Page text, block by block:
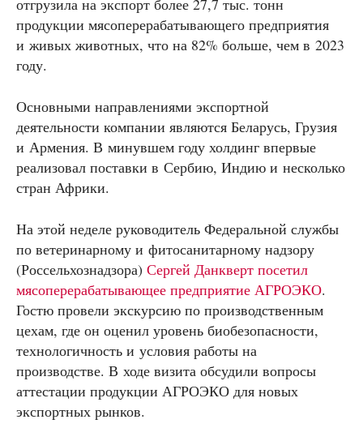
продукции мясоперерабатывающего предприятия
и живых животных, что на 82% больше, чем в 2023
году.
Основными направлениями экспортной
деятельности компании являются Беларусь, Грузия
и Армения. В минувшем году холдинг впервые
реализовал поставки в Сербию, Индию и несколько
стран Африки.
На этой неделе руководитель Федеральной службы
по ветеринарному и фитосанитарному надзору
(Россельхознадзора) Сергей Данкверт посетил
мясоперерабатывающее предприятие АГРОЭКО.
Гостю провели экскурсию по производственным
цехам, где он оценил уровень биобезопасности,
технологичность и условия работы на
производстве. В ходе визита обсудили вопросы
аттестации продукции АГРОЭКО для новых
экспортных рынков.